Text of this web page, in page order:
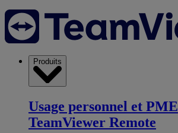
Produits
Usage personnel et PME
TeamViewer Remote